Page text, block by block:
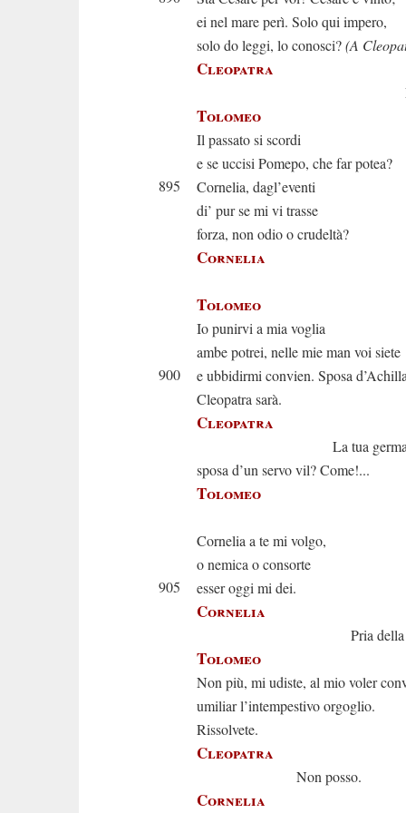
ei nel mare perì. Solo qui impero,
solo do leggi, lo conosci?(A
Cleopatra
È
Tolomeo
Il passato si scordi
e se uccisi Pomepo, che far potea?
895
Cornelia, dagl’eventi
di’ pur se mi vi trasse
forza, non odio o crudeltà?
Cornelia
Ne
Tolomeo
Io punirvi a mia voglia
ambe potrei, nelle mie man voi siete
900
e ubbidirmi convien. Sposa d’Achilla
Cleopatra sarà.
Cleopatra
La tua
sposa d’un servo vil? Come!...
Tolomeo
Cornelia a te mi volgo,
o nemica o consorte
905
esser oggi mi dei.
Cornelia
Pria della
Tolomeo
Non più, mi udiste, al mio voler
umiliar l’intempestivo orgoglio.
Rissolvete.
Cleopatra
Non posso.
Cornelia